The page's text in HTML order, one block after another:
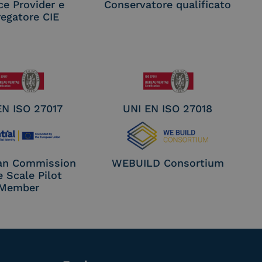
Provider e
CIE
Conservatore qualificato
ISO 27017 UNI EN ISO 27018
Commission
Scale Pilot
WEBUILD Consortium